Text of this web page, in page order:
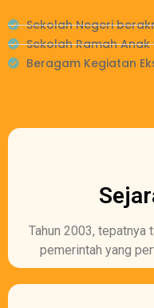
Sekolah Negeri
Sekolah Ramah
Beragam Kegiatan
Tahun 2003,
pemerintah yang